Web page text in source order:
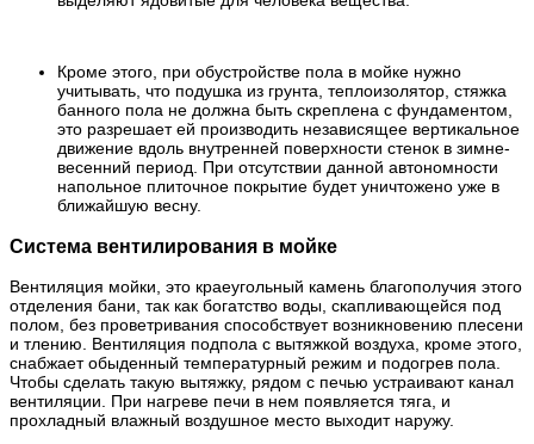
Кроме этого, при обустройстве пола в мойке нужно
учитывать, что подушка из грунта, теплоизолятор, стяжка
банного пола не должна быть скреплена с фундаментом,
это разрешает ей производить независящее вертикальное
движение вдоль внутренней поверхности стенок в зимне-
весенний период. При отсутствии данной автономности
напольное плиточное покрытие будет уничтожено уже в
ближайшую весну.
Система вентилирования в мойке
Вентиляция мойки, это краеугольный камень благополучия этого
отделения бани, так как богатство воды, скапливающейся под
полом, без проветривания способствует возникновению плесени
и тлению. Вентиляция подпола с вытяжкой воздуха, кроме этого,
снабжает обыденный температурный режим и подогрев пола.
Чтобы сделать такую вытяжку, рядом с печью устраивают канал
вентиляции. При нагреве печи в нем появляется тяга, и
прохладный влажный воздушное место выходит наружу.